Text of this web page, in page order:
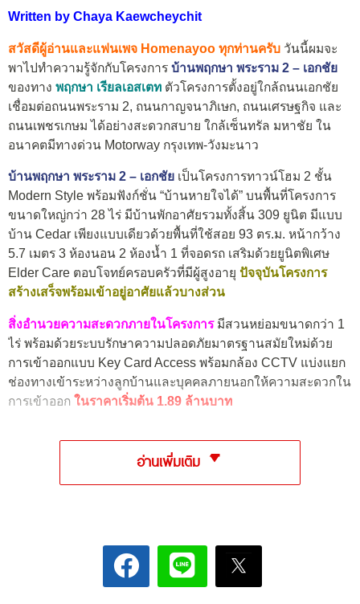
Written by Chaya Kaewcheychit
สวัสดีผู้อ่านและแฟนเพจ Homenayoo ทุกท่านครับ วันนี้ผมจะ
พาไปทำความรู้จักกับโครงการ บ้านพฤกษา พระราม 2 – เอกชัย
ของทาง พฤกษา เรียลเอสเตท ตัวโครงการตั้งอยู่ใกล้ถนนเอกชัย
เชื่อมต่อถนนพระราม 2, ถนนกาญจนาภิเษก, ถนนเศรษฐกิจ และ
ถนนเพชรเกษม ได้อย่างสะดวกสบาย ใกล้เซ็นทรัล มหาชัย ใน
อนาคตมีทางด่วน Motorway กรุงเทพ-วังมะนาว
บ้านพฤกษา พระราม 2 – เอกชัย เป็นโครงการทาวน์โฮม 2 ชั้น
Modern Style พร้อมฟังก์ชั่น “บ้านหายใจได้” บนพื้นที่โครงการ
ขนาดใหญ่กว่า 28 ไร่ มีบ้านพักอาศัยรวมทั้งสิ้น 309 ยูนิต มีแบบ
บ้าน Cedar เพียงแบบเดียวด้วยพื้นที่ใช้สอย 93 ตร.ม. หน้ากว้าง
5.7 เมตร 3 ห้องนอน 2 ห้องน้ำ 1 ที่จอดรถ เสริมด้วยยูนิตพิเศษ
Elder Care ตอบโจทย์ครอบครัวที่มีผู้สูงอายุ ปัจจุบันโครงการ
สร้างเสร็จพร้อมเข้าอยู่อาศัยแล้วบางส่วน
สิ่งอำนวยความสะดวกภายในโครงการ มีสวนหย่อมขนาดกว่า 1
ไร่ พร้อมด้วยระบบรักษาความปลอดภัยมาตรฐานสมัยใหม่ด้วย
การเข้าออกแบบ Key Card Access พร้อมกล้อง CCTV แบ่งแยก
ช่องทางเข้าระหว่างลูกบ้านและบุคคลภายนอกให้ความสะดวกใน
การเข้าออก ในราคาเริ่มต้น 1.89 ล้านบาท
อ่านเพิ่มเติม